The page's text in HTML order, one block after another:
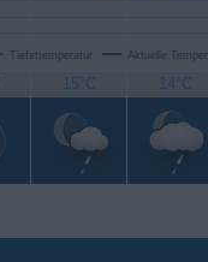
Tiefsttemperatur Aktuelle
15°C 14°C